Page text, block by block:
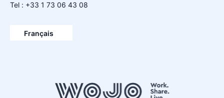
Tel : +33 1 73 06 43 08
Français
Español
Deutsch